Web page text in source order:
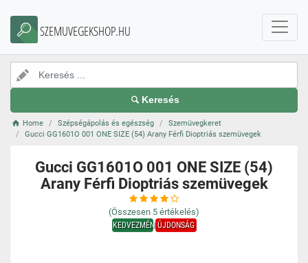
SZEMUVEGEKSHOP.HU
Keresés
Home Szépségápolás és egészség
Szemüvegkeret
Gucci GG1601O 001 ONE SIZE (54) Arany Férfi Dioptriás szemüvegek
Gucci GG1601O 001 ONE SIZE (54)
Arany Férfi Dioptriás szemüvegek
(Összesen 5 értékelés)
KEDVEZMÉNYÚJDONSÁG